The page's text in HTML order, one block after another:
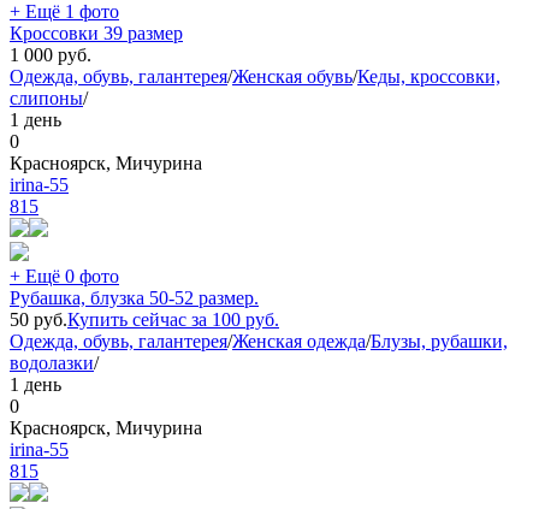
+ Ещё 1 фото
Кроссовки 39 размер
1 000 руб.
Одежда, обувь, галантерея/Женская обувь/Кеды, кроссовки,
слипоны/
1 день
0
Красноярск, Мичурина
irina-55
815
+ Ещё 0 фото
Рубашка, блузка 50-52 размер.
50 руб.Купить сейчас за 100 руб.
Одежда, обувь, галантерея/Женская одежда/Блузы, рубашки,
водолазки/
1 день
0
Красноярск, Мичурина
irina-55
815